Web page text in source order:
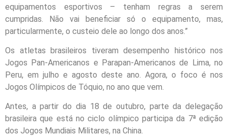
equipamentos esportivos – tenham regras a serem
cumpridas. Não vai beneficiar só o equipamento, mas,
particularmente, o custeio dele ao longo dos anos.”
Os atletas brasileiros tiveram desempenho histórico nos
Jogos Pan-Americanos e Parapan-Americanos de Lima, no
Peru, em julho e agosto deste ano. Agora, o foco é nos
Jogos Olímpicos de Tóquio, no ano que vem.
Antes, a partir do dia 18 de outubro, parte da delegação
brasileira que está no ciclo olímpico participa da 7ª edição
dos Jogos Mundiais Militares, na China.